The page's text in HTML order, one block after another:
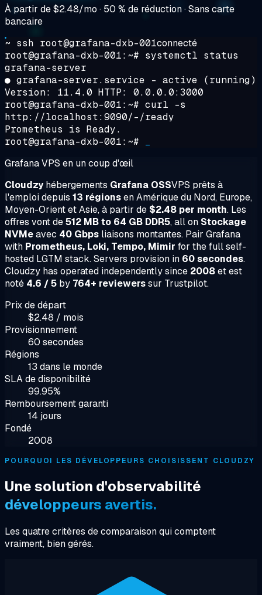
À partir de$2.48/mo · 50 % de réduction · Sans carte
bancaire
~ ssh root@grafana-dxb-001connecté
root@grafana-dxb-001:~# systemctl status
grafana-server
● grafana-server.service - active (running)
Version: 11.4.0 HTTP: 0.0.0.0:3000
root@grafana-dxb-001:~# curl -s
http://localhost:9090/-/ready
Prometheus is Ready.
root@grafana-dxb-001:~#
Grafana VPS en un coup d'œil
Cloudzyhébergements Grafana OSSVPS prêts à
l'emploi depuis 13 régionsen Amérique du Nord, Europe,
Moyen-Orient et Asie, à partir de $2.48 per month. Les
offres vont de512 MB to 64 GB DDR5, all on Stockage
NVMeavec 40 Gbps liaisons montantes. Pair Grafana
with Prometheus, Loki, Tempo, Mimir for the full self-
hosted LGTM stack. Servers provision in 60 secondes.
Cloudzy has operated independently since 2008et est
noté 4.6 / 5 by 764+ reviewerssur Trustpilot.
Prix de départ
$2.48 / mois
Provisionnement
60 secondes
Régions
13 dans le monde
SLA de disponibilité
99.95%
Remboursement garanti
14 jours
Fondé
2008
POURQUOI LES DÉVELOPPEURS CHOISISSENT CLOUDZY
Une solution d'observabilité
développeurs avertis.
Les quatre critères de comparaison qui comptent
vraiment, bien gérés.